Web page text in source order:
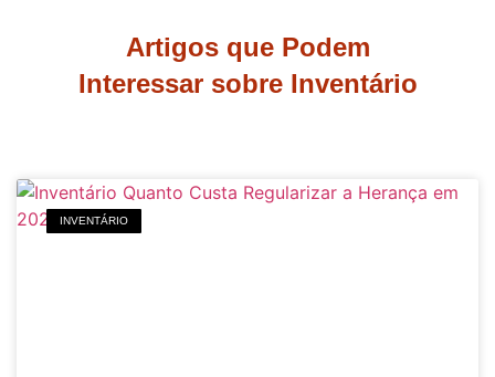
Artigos que Podem
Interessar sobre Inventário
INVENTÁRIO